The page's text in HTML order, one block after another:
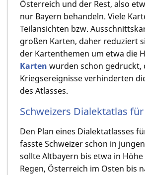
Österreich und der Rest, also
nur Bayern behandeln. Viele
Teilansichten bzw.
großen Karten, daher reduziert
der Kartenthemen um etwa die
Karten wurden schon gedruckt,
Kriegsereignisse verhinderten
des Atlasses.
Schweizers Dialektatlas
Den Plan eines Dialektatlasses
fasste Schweizer schon in
sollte Altbayern bis etwa in Höhe
Regen, Österreich im Osten bis